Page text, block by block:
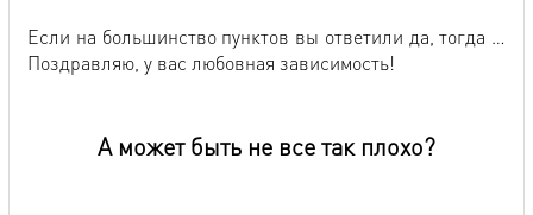
Если на большинство пунктов вы ответили да, тогда …
Поздравляю, у вас любовная зависимость!
А может быть не все так плохо?